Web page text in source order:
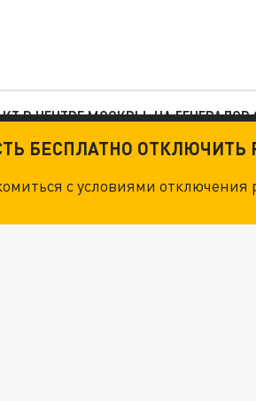
В ЦЕНТРЕ МОСКВЫ: НА
ВСУ. НО БЕДЫ ДЛЯ
БЕСПЛАТНО ОТКЛЮЧИТЬ
с условиями